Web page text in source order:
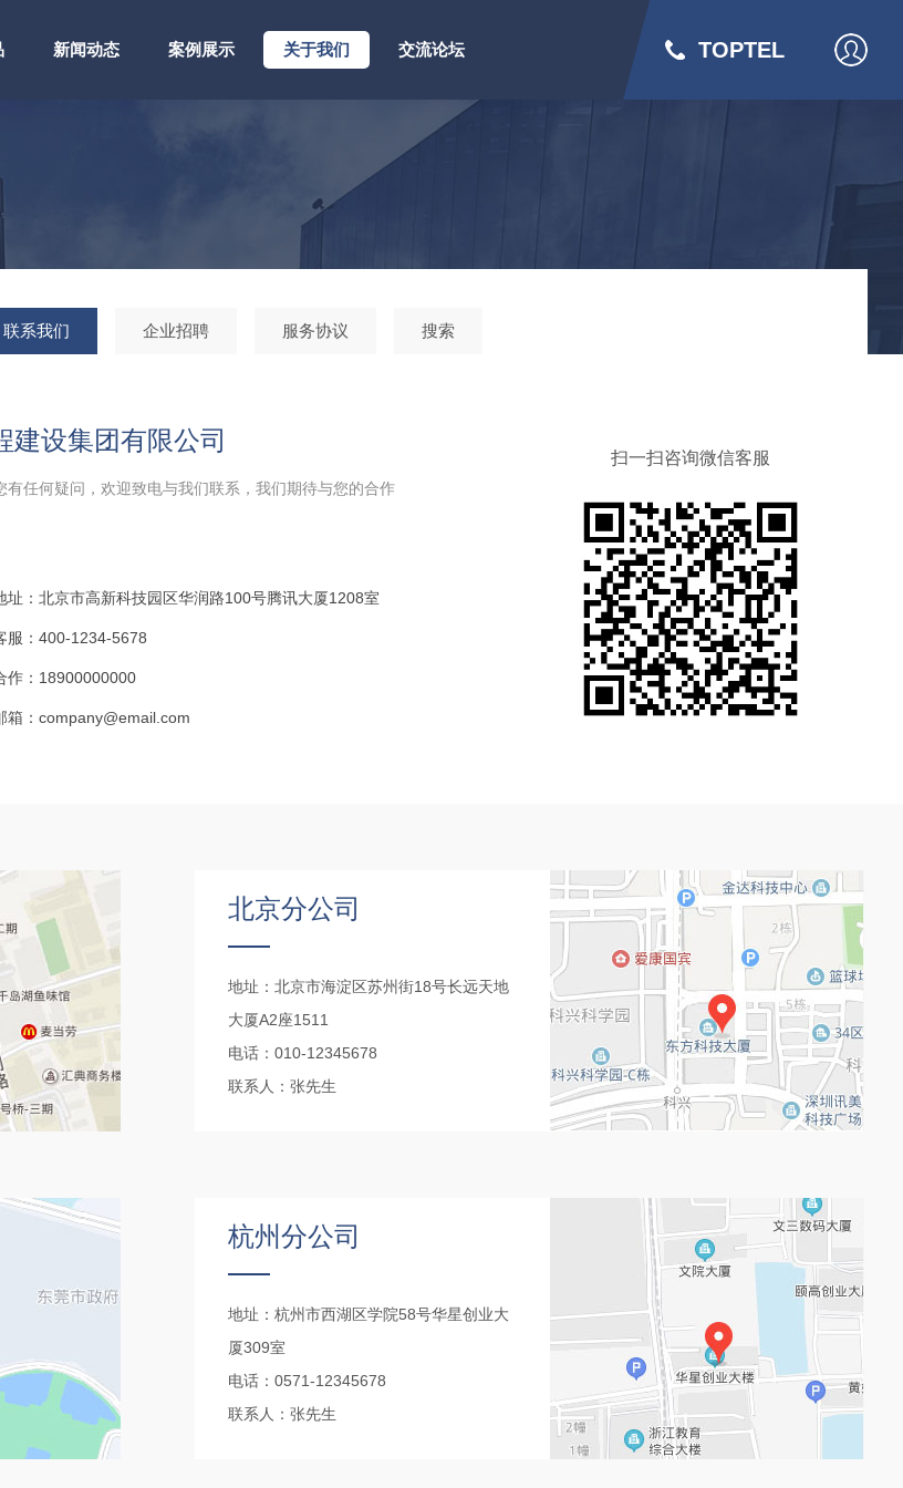
新闻动态 案例展示 关于我们 交流论坛 TOPTEL
联系我们 企业招聘 服务协议 搜索
建设集团有限公司
有任何疑问，欢迎致电与我们联系，我们期待与您的合作
址：北京市高新科技园区华润路100号腾讯大厦1208室
服：400-1234-5678
作：18900000000
箱：company@email.com
扫一扫咨询微信客服
北京分公司
地址：北京市海淀区苏州街18号长远天地
大厦A2座1511
电话：010-12345678
联系人：张先生
杭州分公司
地址：杭州市西湖区学院58号华星创业大
厦309室
电话：0571-12345678
联系人：张先生